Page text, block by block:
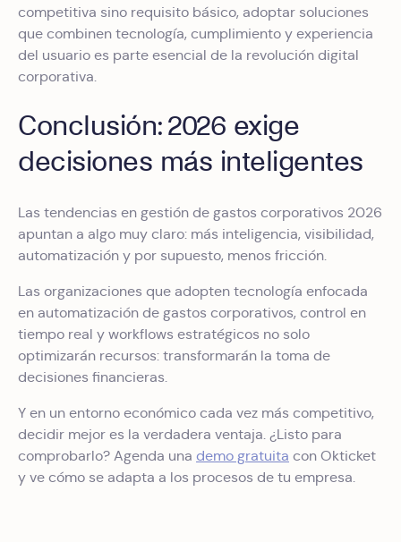
competitiva sino requisito básico, adoptar soluciones
que combinen tecnología, cumplimiento y experiencia
del usuario es parte esencial de la revolución digital
corporativa.
Conclusión: 2026 exige
decisiones más inteligentes
Las tendencias en gestión de gastos corporativos 2026
apuntan a algo muy claro: más inteligencia, visibilidad,
automatización y por supuesto, menos fricción.
Las organizaciones que adopten tecnología enfocada
en automatización de gastos corporativos, control en
tiempo real y workflows estratégicos no solo
optimizarán recursos: transformarán la toma de
decisiones financieras.
Y en un entorno económico cada vez más competitivo,
decidir mejor es la verdadera ventaja. ¿Listo para
comprobarlo? Agenda una demo gratuita con Okticket
y ve cómo se adapta a los procesos de tu empresa.